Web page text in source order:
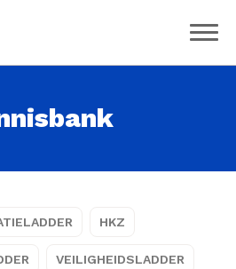
HKZ
VEILIGHEIDSLADDER